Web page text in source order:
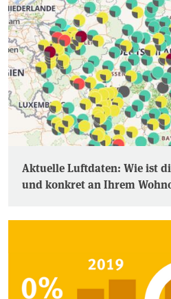
Aktuelle Luftdaten: Wie ist
und konkret an Ihrem